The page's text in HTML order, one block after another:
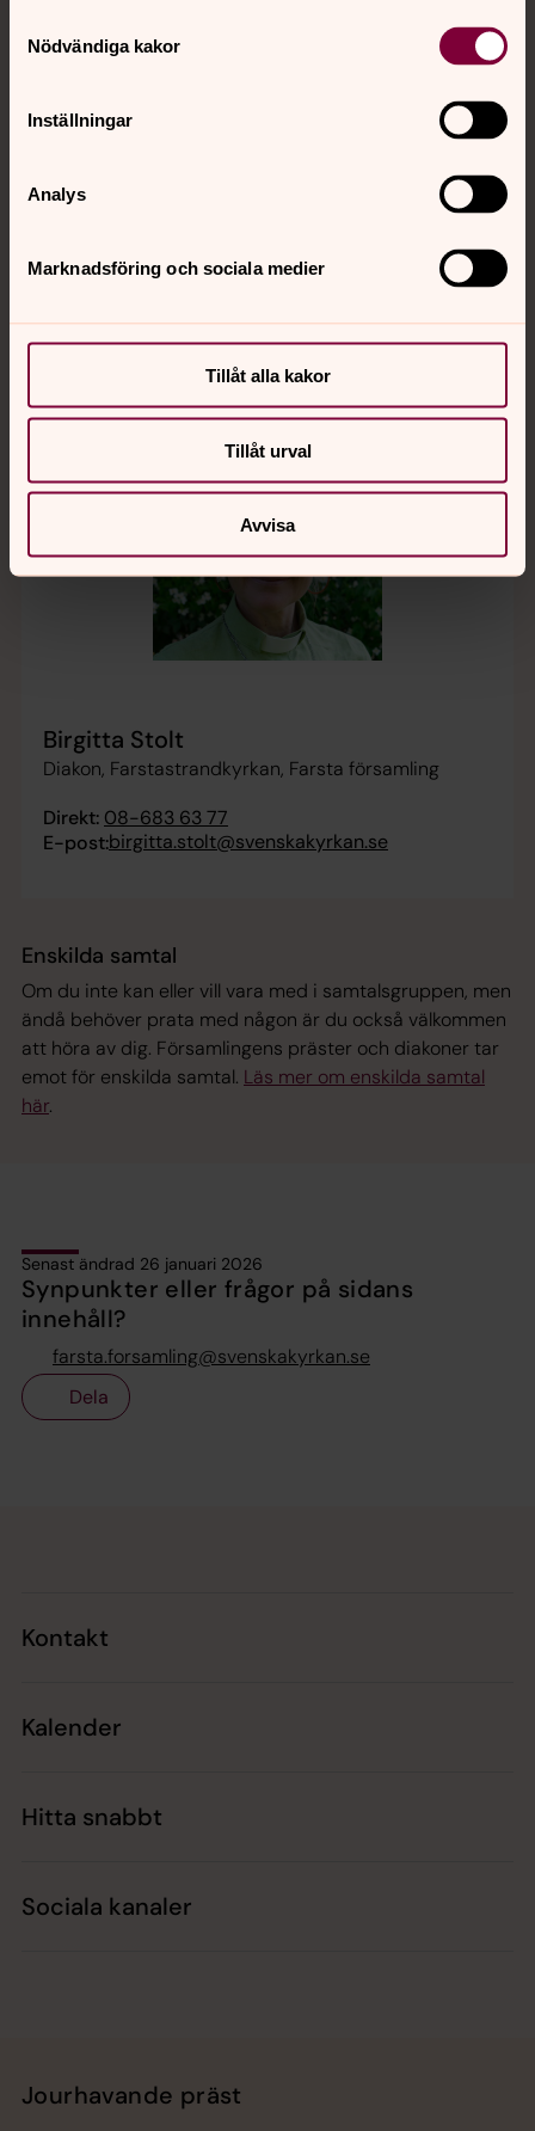
Nödvändiga kakor
Inställningar
Analys
Marknadsföring och sociala medier
Tillåt alla kakor
Tillåt urval
Avvisa
Diakon, Kornet, Söderledskyrkan, Farsta församling
E-post:katija.smalliakowa@svenskakyrkan.se
Birgitta Stolt
Diakon, Farstastrandkyrkan, Farsta församling
Direkt: 08-683 63 77
E-post:birgitta.stolt@svenskakyrkan.se
Enskilda samtal
Om du inte kan eller vill vara med i samtalsgruppen, men
ändå behöver prata med någon är du också välkommen
att höra av dig. Församlingens präster och diakoner tar
emot för enskilda samtal. Läs mer om enskilda samtal
här.
Senast ändrad 26 januari 2026
Synpunkter eller frågor på sidans
innehåll?
farsta.forsamling@svenskakyrkan.se
Dela
Kontakt
Kalender
Hitta snabbt
Sociala kanaler
Jourhavande präst